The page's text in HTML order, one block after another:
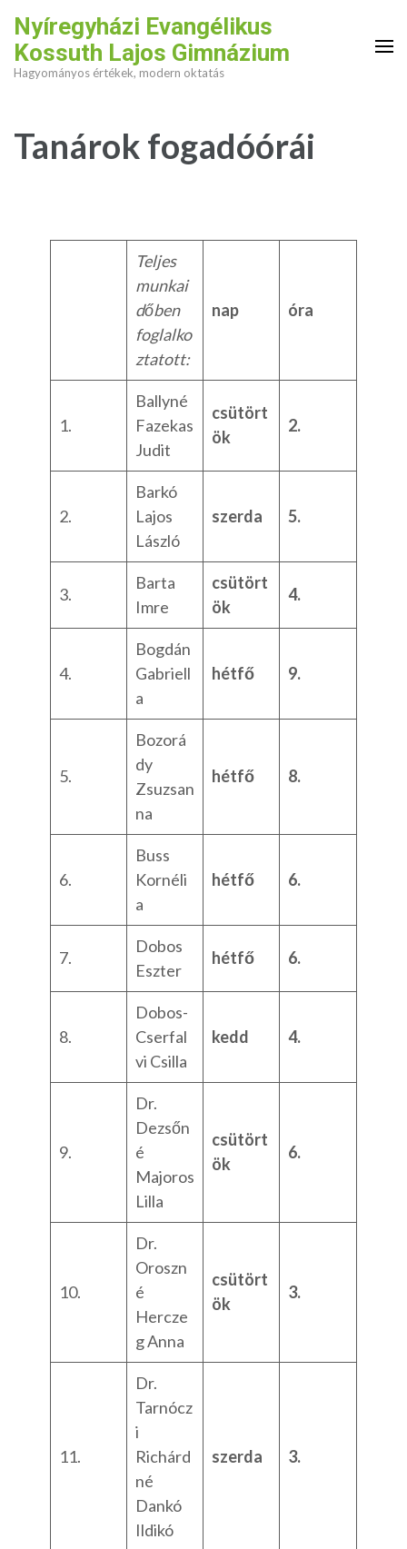
content
(Press
Nyíregyházi Evangélikus
Kossuth Lajos Gimnázium
Hagyományos értékek, modern oktatás
Tanárok fogadóórái
Teljes
munkai
dőben
foglalko
ztatott:
nap óra
1.
Ballyné
Fazekas
Judit
csütört
ök
2.
2.
Barkó
Lajos
László
szerda 5.
3.
Barta
Imre
csütört
ök
4.
4.
Bogdán
Gabriell
a
hétfő 9.
5.
Bozorá
dy
Zsuzsan
na
hétfő 8.
6.
Buss
Kornéli
a
hétfő 6.
7.
Dobos
Eszter
hétfő 6.
8.
Dobos-
Cserfal
vi Csilla
kedd 4.
9.
Dr.
Dezsőn
é
Majoros
Lilla
csütört
ök
6.
10.
Dr.
Oroszn
é
Hercze
g Anna
csütört
ök
3.
11.
Dr.
Tarnócz
i
Richárd
né
Dankó
Ildikó
szerda 3.